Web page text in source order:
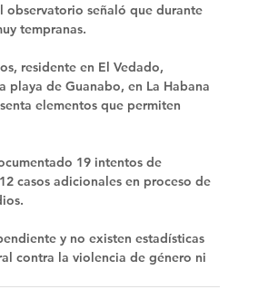
observatorio señaló que durante
tempranas.
residente en El Vedado,
playa de Guanabo, en La Habana
elementos que permiten
19 intentos de
casos adicionales en proceso de
y no existen estadísticas
contra la violencia de género ni